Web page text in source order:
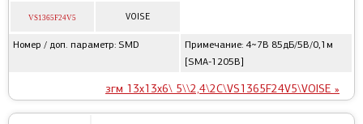
VS1365F24V5 VOISE
Номер / доп. параметр: SMD
Примечание: 4~7В 85дБ/5В/0,1м
[SMA-1205B]
згм 13x13x6\ 5\\2,4\2C\VS1365F24V5\VOISE »